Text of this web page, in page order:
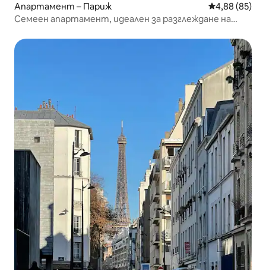
Апартамент – Париж Средна
4,88 (85)
Семеен апартамент, идеален за разглеждане на